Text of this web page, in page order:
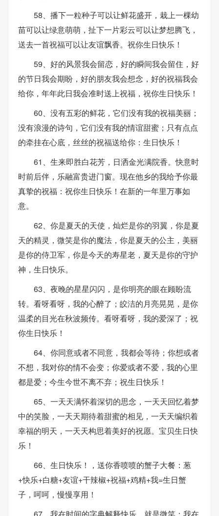
58、播下一粒种子可以让鲜花盛开，栽上一棵幼
苗可以让绿意萌萌，扯下一片彩云可以让梦想腾飞，
送去一首祝福可以让友谊飘香。祝你生日快乐！
59、好的风景我会留恋，好的瞬间我会留住，好
的节日我会期盼，好的朋友我会想念，好的祝福我会
给你，年年此日我会准时送上祝福，祝你生日快乐！
60、没有五彩的鲜花，它们没有我的祝福美丽；
没有浪漫的诗句，它们没有我的情谊甜蜜；只有点点
的牵挂在心底，丝丝的祝福送给你：生日快乐！
61、生来即胜白花芳，日洒金光满院香。快意时
时前后伴，乐融富贵进门窗。现在他乡的我给予你最
真挚的祝福：祝你生日快乐！在新的一年里万事如
意。
62、你是夏天的天使，灿烂是你的羽翼，你是夏
天的精灵，微笑是你的魔法，你是夏天的公主，美丽
是你的侍卫军，你是今天的寿星老，夏天是你的守护
神，生日快乐。
63、夜晚的星星闪闪，是你明亮的眼在顾盼流
转。看呀看呀，我的心醉了；皎洁的月亮晃晃，是你
温柔的目光在秋波频传。看呀看呀，我的爱深了；祝
你生日快乐！
64、你同意或者不同意，我都会等待；你想或者
不想，我对你的情不会变；你爱或者不爱，我的心里
都是爱；今生今世不离不弃；祝生日快乐！
65、一天天满怀着深切的思念，一天天回忆着梦
中的笑脸，一天天期待着甜蜜的相见，一天天编织着
幸福的明天，一天天构思着美好的祝愿。宝贝生日快
乐！
66、生日快乐！，送你香喷喷的蟹子大餐：葱
+快乐+白糖+友谊+干辣椒+祝福+鸡精+我=生日蟹
子，呵呵，慢慢享用！